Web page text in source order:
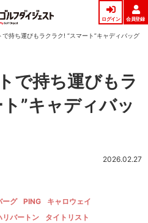
ログイン 会員登録
で持ち運びもラクラク! “スマート”キャディバッグ
で持ち運びもラ
”キャディバッ
2026.02.27
ーグ PING
キャロウェイ
リバートン
タイトリスト